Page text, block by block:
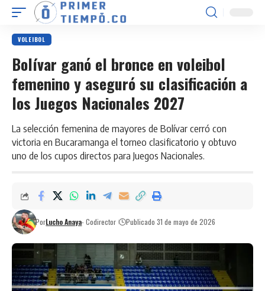
VOLEIBOL
Bolívar ganó el bronce en voleibol
femenino y aseguró su clasificación a
los Juegos Nacionales 2027
La selección femenina de mayores de Bolívar cerró con
victoria en Bucaramanga el torneo clasificatorio y obtuvo
uno de los cupos directos para Juegos Nacionales.
PorLucho Anaya- Codirector Publicado 31 de mayo de 2026